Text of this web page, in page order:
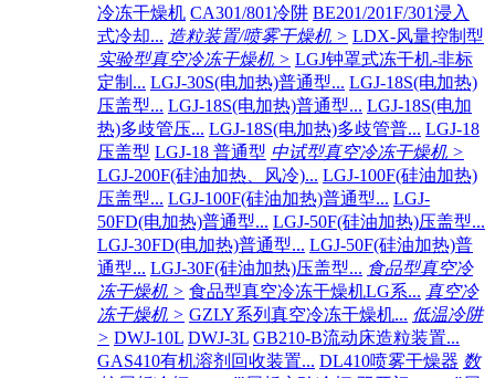
冷冻干燥机 CA301/801冷阱 BE201/201F/301浸入
式冷却... 造粒装置/喷雾干燥机 > LDX-风量控制型
实验型真空冷冻干燥机 > LGJ钟罩式冻干机-非标
定制... LGJ-30S(电加热)普通型... LGJ-18S(电加热)
压盖型... LGJ-18S(电加热)普通型... LGJ-18S(电加
热)多歧管压... LGJ-18S(电加热)多歧管普... LGJ-18
压盖型 LGJ-18 普通型 中试型真空冷冻干燥机 >
LGJ-200F(硅油加热、风冷)... LGJ-100F(硅油加热)
压盖型... LGJ-100F(硅油加热)普通型... LGJ-
50FD(电加热)普通型... LGJ-50F(硅油加热)压盖型...
LGJ-30FD(电加热)普通型... LGJ-50F(硅油加热)普
通型... LGJ-30F(硅油加热)压盖型... 食品型真空冷
冻干燥机 > 食品型真空冷冻干燥机LG系... 真空冷
冻干燥机 > GZLY系列真空冷冻干燥机... 低温冷阱
> DWJ-10L DWJ-3L GB210-B流动床造粒装置...
GAS410有机溶剂回收装置... DL410喷雾干燥器 数